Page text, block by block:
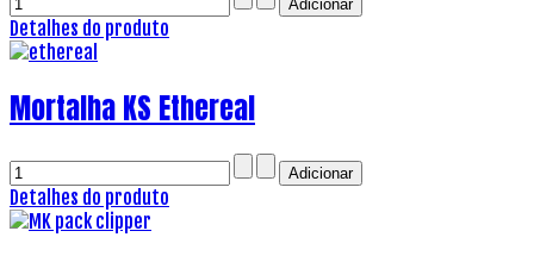
Detalhes do produto
Mortalha KS Ethereal
Detalhes do produto